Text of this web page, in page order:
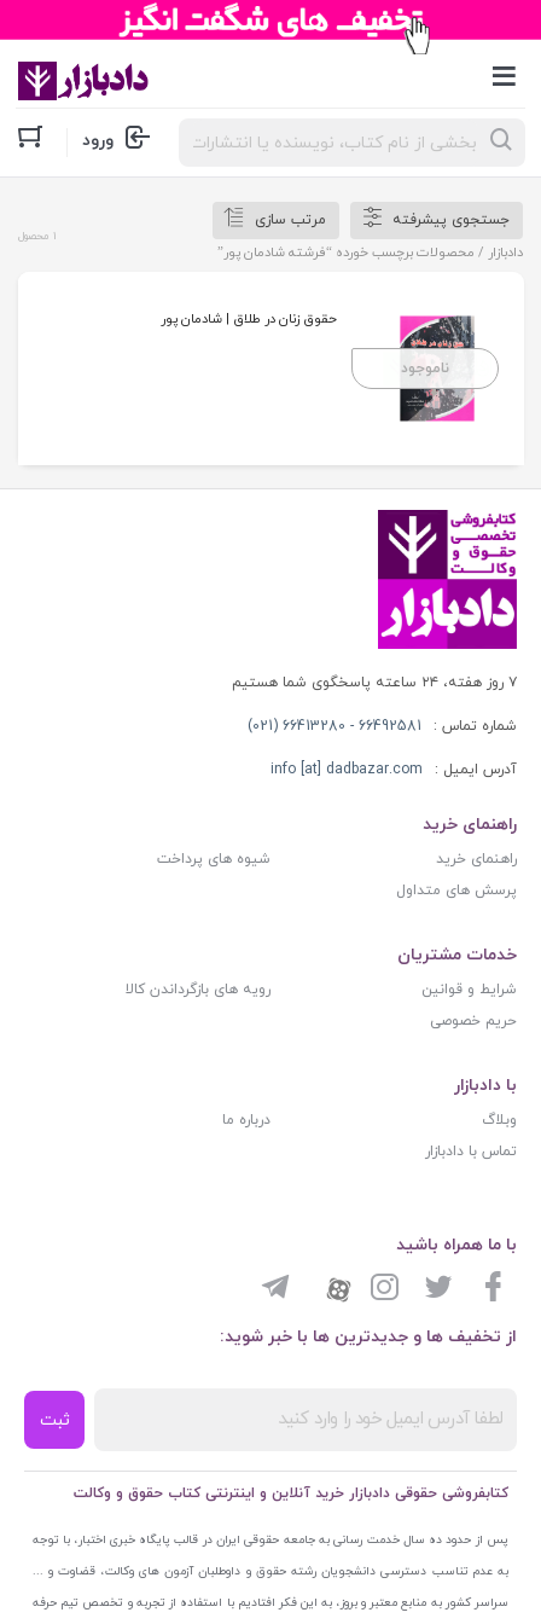
جستجوی
محصولات ورود
جستجوی پیشرفته
مرتب سازی
دادبازار / محصولات برچسب خورده “فرشته شادمان پور”
1 محصول
ناموجود
حقوق زنان در طلاق | شادمان پور
۷ روز هفته، ۲۴ ساعته پاسخگوی شما هستیم
شماره تماس : 66492581 - 66413280 (021)
آدرس ایمیل : info [at] dadbazar.com
راهنمای خرید
راهنمای خرید
شیوه های پرداخت
پرسش های متداول
خدمات مشتریان
شرایط و قوانین
رویه های بازگرداندن کالا
حریم خصوصی
با دادبازار
وبلاگ
درباره ما
تماس با دادبازار
از تخفیف ها و جدیدترین ها با خبر شوید:
ثبت
با ما همراه باشید
کتابفروشی حقوقی دادبازار خرید آنلاین و اینترنتی کتاب حقوق و وکالت
پس از حدود ده سال خدمت رسانی به جامعه حقوقی ایران در قالب پایگاه خبری اختبار، با توجه
به عدم تناسب دسترسی دانشجویان رشته حقوق و داوطلبان آزمون های وکالت، قضاوت و ...
سراسر کشور به منابع معتبر و بروز، به این فکر افتادیم با استفاده از تجربه و تخصص تیم حرفه